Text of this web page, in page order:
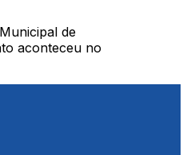
de
aconteceu no